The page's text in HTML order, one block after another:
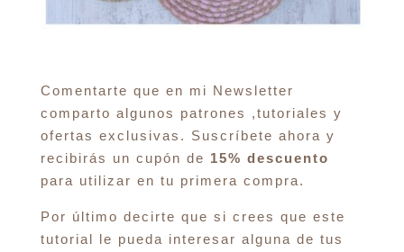
Comentarte que en mi Newsletter
comparto algunos patrones ,tutoriales y
ofertas exclusivas. Suscríbete ahora y
recibirás un cupón de 15% descuento
para utilizar en tu primera compra.
Por último decirte que si crees que este
tutorial le pueda interesar alguna de tus